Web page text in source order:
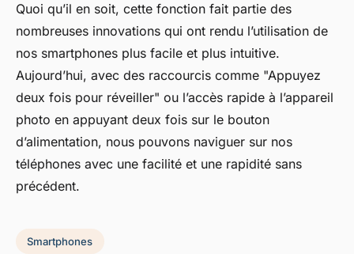
Quoi qu’il en soit, cette fonction fait partie des
nombreuses innovations qui ont rendu l’utilisation de
nos smartphones plus facile et plus intuitive.
Aujourd’hui, avec des raccourcis comme "Appuyez
deux fois pour réveiller" ou l’accès rapide à l’appareil
photo en appuyant deux fois sur le bouton
d’alimentation, nous pouvons naviguer sur nos
téléphones avec une facilité et une rapidité sans
précédent.
Smartphones